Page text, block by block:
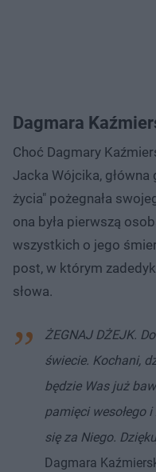
Dagmara
Choć Dagmary
Jacka Wójcika,
życia" pożegnała
ona była pierwszą
wszystkich o jego
post, w którym
słowa.
ŻEGNAJ DŻEJK.
świecie. Kochani,
będzie Was już
pamięci wesołego
się za Niego.
Dagmara